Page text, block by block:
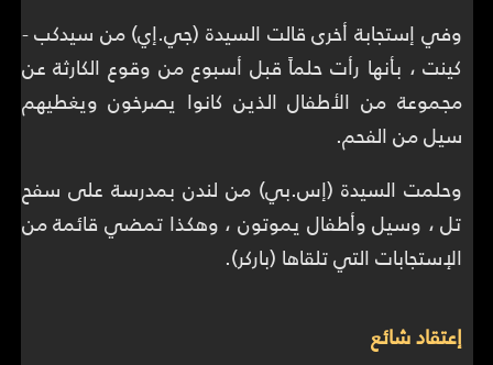
وفي إستجابة أخرى قالت السيدة (جي.إي) من سيدكب -
كينت ، بأنها رأت حلماً قبل أسبوع من وقوع الكارثة عن
مجموعة من الأطفال الذين كانوا يصرخون ويغطيهم
سيل من الفحم.
وحلمت السيدة (إس.بي) من لندن بمدرسة على سفح
تل ، وسيل وأطفال يموتون ، وهكذا تمضي قائمة من
الإستجابات التي تلقاها (باركر).
إعتقاد شائع